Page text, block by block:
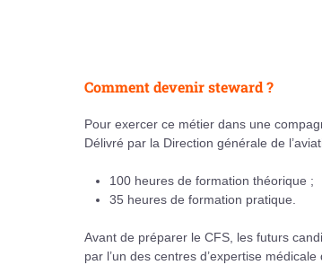
Comment devenir steward ?
Pour exercer ce métier dans une
Délivré par la Direction générale de
100 heures de formation théorique ;
35 heures de formation pratique.
Avant de préparer le CFS, les futurs
par l’un des centres d’expertise